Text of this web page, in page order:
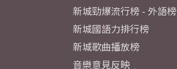
新城勁爆流行榜 - 外語榜
新城國語力排行榜
新城歌曲播放榜
音樂意見反映